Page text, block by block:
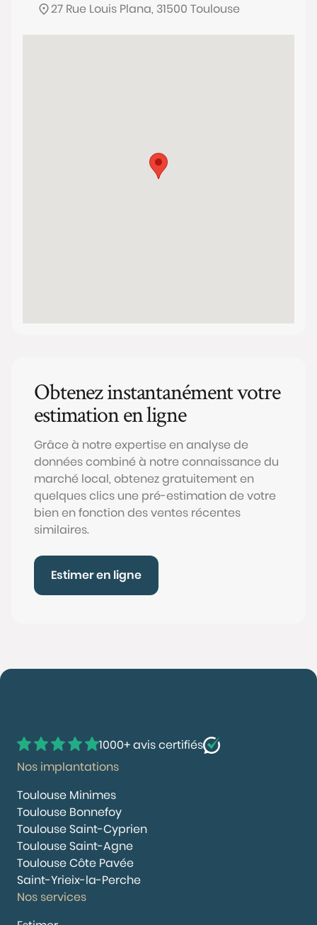
27 Rue Louis Plana, 31500 Toulouse
Obtenez instantanément votre
estimation en ligne
Grâce à notre expertise en analyse de
données combiné à notre connaissance du
marché local, obtenez gratuitement en
quelques clics une pré-estimation de votre
bien en fonction des ventes récentes
similaires.
Estimer en ligne
1000+ avis certifiés
Nos implantations
Toulouse Minimes
Toulouse Bonnefoy
Toulouse Saint-Cyprien
Toulouse Saint-Agne
Toulouse Côte Pavée
Saint-Yrieix-la-Perche
Nos services